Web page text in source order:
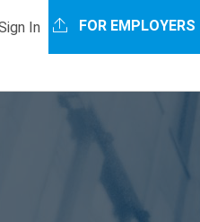
In FOR EMPLOYERS